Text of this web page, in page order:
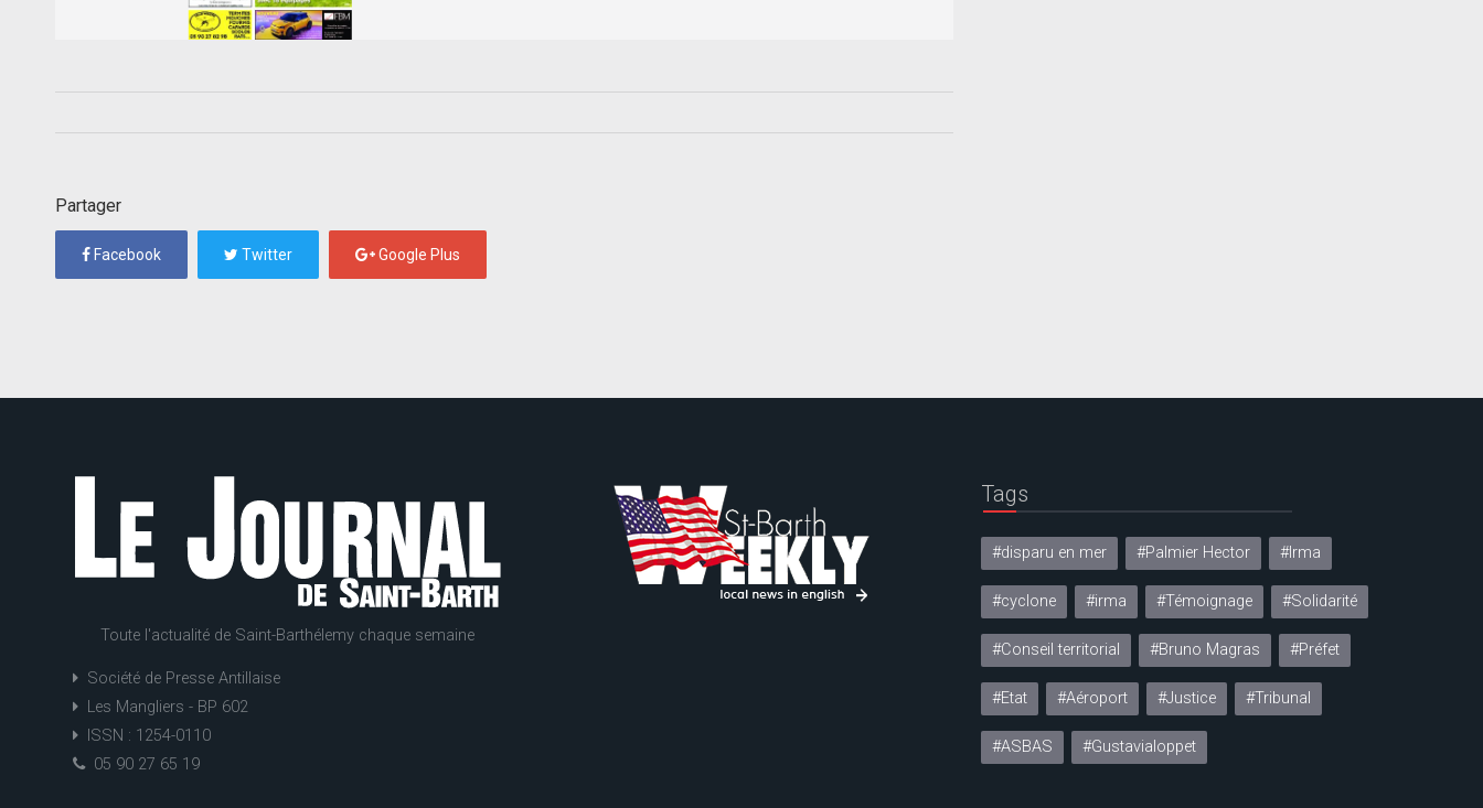
Partager
Facebook Twitter Google Plus
Toute l'actualité de Saint-Barthélemy chaque semaine
Société de Presse Antillaise
Les Mangliers - BP 602
ISSN : 1254-0110
05 90 27 65 19
Tags
#disparu en mer #Palmier Hector #Irma
#cyclone #irma #Témoignage #Solidarité
#Conseil territorial #Bruno Magras #Préfet
#Etat #Aéroport #Justice #Tribunal
#ASBAS #Gustavialoppet